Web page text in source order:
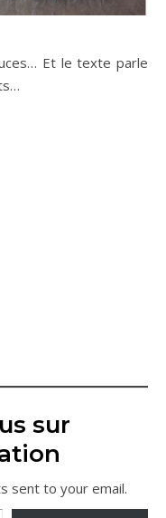
Et le texte parle
sur
sent to your email.